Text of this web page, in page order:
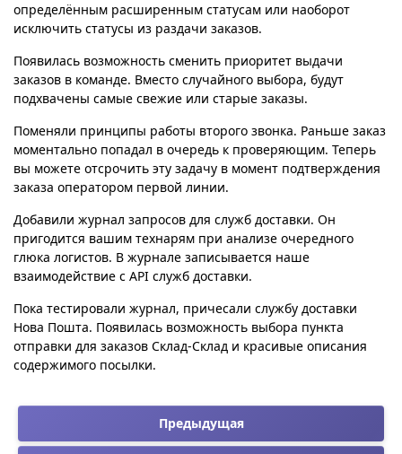
определённым расширенным статусам или наоборот
исключить статусы из раздачи заказов.
Появилась возможность сменить приоритет выдачи
заказов в команде. Вместо случайного выбора, будут
подхвачены самые свежие или старые заказы.
Поменяли принципы работы второго звонка. Раньше заказ
моментально попадал в очередь к проверяющим. Теперь
вы можете отсрочить эту задачу в момент подтверждения
заказа оператором первой линии.
Добавили журнал запросов для служб доставки. Он
пригодится вашим технарям при анализе очередного
глюка логистов. В журнале записывается наше
взаимодействие с API служб доставки.
Пока тестировали журнал, причесали службу доставки
Нова Пошта. Появилась возможность выбора пункта
отправки для заказов Склад-Склад и красивые описания
содержимого посылки.
Предыдущая